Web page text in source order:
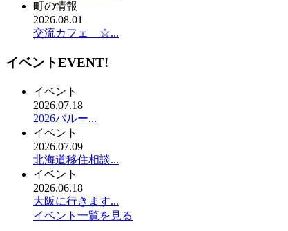
町の情報
2026.08.01
交流カフェ ☆...
イベントEVENT!
イベント
2026.07.18
2026バルー...
イベント
2026.07.09
北海道移住相談...
イベント
2026.06.18
大阪に行きます...
イベント一覧を見る